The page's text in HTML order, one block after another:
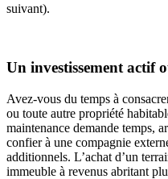
suivant).
Un investissement actif
Avez-vous du temps à
ou toute autre propriété
maintenance demande temps,
confier à une compagnie
additionnels. L’achat d’un
immeuble à revenus abritant